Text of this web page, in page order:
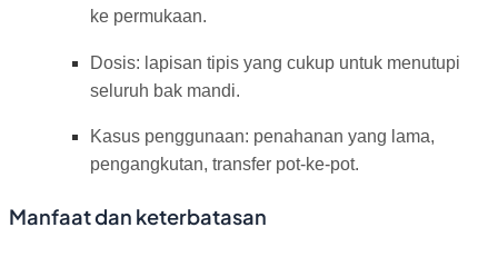
ke permukaan.
Dosis: lapisan tipis yang cukup untuk menutupi
seluruh bak mandi.
Kasus penggunaan: penahanan yang lama,
pengangkutan, transfer pot-ke-pot.
Manfaat dan keterbatasan